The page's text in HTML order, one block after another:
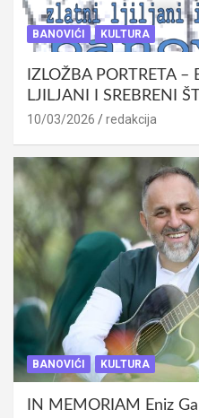
BANOVIĆI KULTURA
IZLOŽBA PORTRETA –
LJILJANI I SREBRENI
10/03/2026 redakcija
BANOVIĆI KULTURA
IN MEMORIAM Eniz